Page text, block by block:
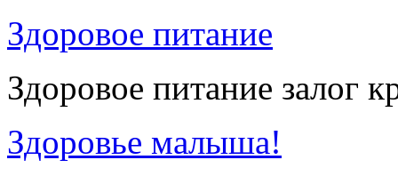
Здоровое питание
Здоровое питание залог
Здоровье малыша!